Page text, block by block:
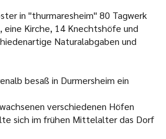
in "thurmaresheim" 80 Tagwerk
eine Kirche, 14 Knechtshöfe und
Naturalabgaben und
besaß in Durmersheim ein
verschiedenen Höfen
sich im frühen Mittelalter das Dorf